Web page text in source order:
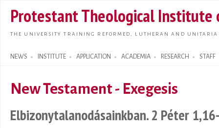
main
Protestant Theological Institute
THE UNIVERSITY TRAINING REFORMED, LUTHERAN AND
NEWS INSTITUTE APPLICATION ACADEMIA RESEARCH STAFF
Search form
New Testament - Exegesis
Elbizonytalanodásainkban. 2 Péter